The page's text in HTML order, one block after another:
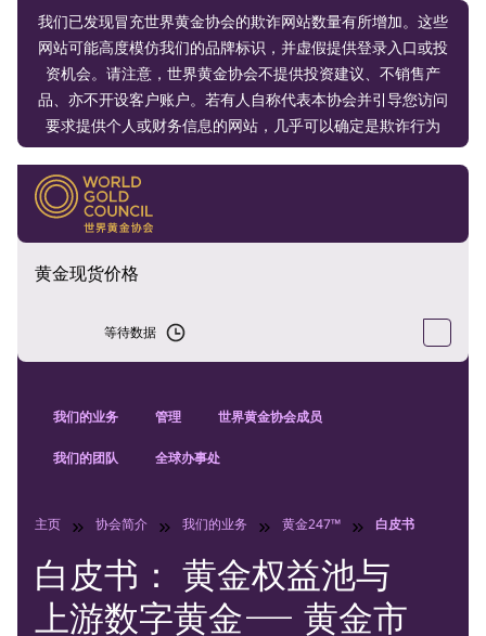
我们已发现冒充世界黄金协会的欺诈网站数量有所增加。这些
网站可能高度模仿我们的品牌标识，并虚假提供登录入口或投
资机会。请注意，世界黄金协会不提供投资建议、不销售产
品、亦不开设客户账户。若有人自称代表本协会并引导您访问
要求提供个人或财务信息的网站，几乎可以确定是欺诈行为
黄金现货价格
等待数据
我们的业务 管理 世界黄金协会成员
我们的团队 全球办事处
主页 协会简介 我们的业务 黄金247™ 白皮书： 黄金权
白皮书： 黄金权益池与
上游数字黄金⸺ 黄金市